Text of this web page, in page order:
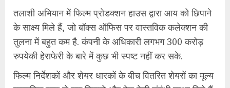
तलाशी अभियान में फिल्म प्रोडक्शन हाउस द्वारा आय को छिपाने
के साक्ष्य मिले हैं, जो बॉक्स ऑफिस पर वास्तविक कलेक्शन की
तुलना में बहुत कम है. कंपनी के अधिकारी लगभग 300 करोड़
रुपयेकी हेराफेरी के बारे में कुछ भी स्पष्ट नहीं कर सके.
फिल्म निर्देशकों और शेयर धारकों के बीच वितरित शेयरों का मूल्य